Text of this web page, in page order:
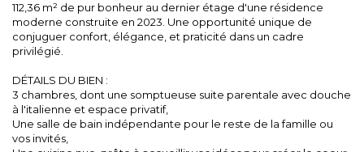
112,36 m² de pur bonheur au dernier étage d'une résidence
moderne construite en 2023. Une opportunité unique de
conjuguer confort, élégance, et praticité dans un cadre
privilégié.
DÉTAILS DU BIEN :
3 chambres, dont une somptueuse suite parentale avec douche
à l'italienne et espace privatif,
Une salle de bain indépendante pour le reste de la famille ou
vos invités,